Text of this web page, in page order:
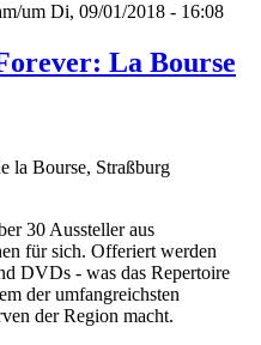
um Di, 09/01/2018 - 16:08
La Bourse
la Bourse, Straßburg
30 Aussteller aus
für sich. Offeriert werden
DVDs - was das Repertoire
der umfangreichsten
der Region macht.